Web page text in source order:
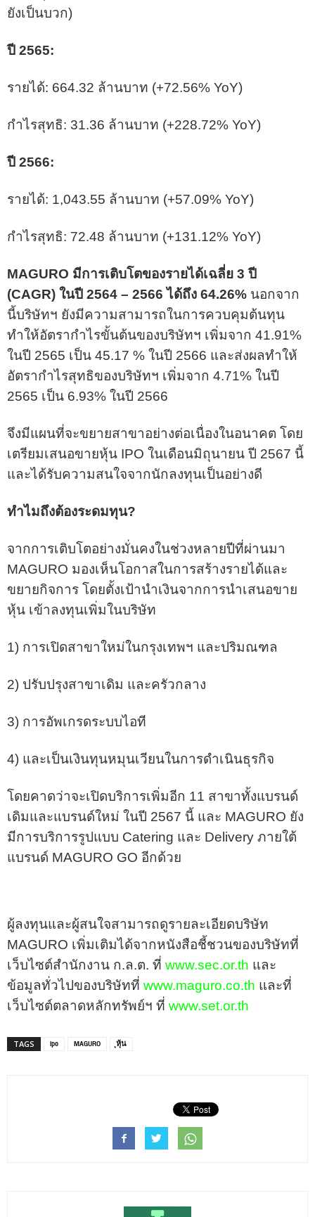
ยังเป็นบวก)
ปี 2565:
รายได้: 664.32 ล้านบาท (+72.56% YoY)
กำไรสุทธิ: 31.36 ล้านบาท (+228.72% YoY)
ปี 2566:
รายได้: 1,043.55 ล้านบาท (+57.09% YoY)
กำไรสุทธิ: 72.48 ล้านบาท (+131.12% YoY)
MAGURO มีการเติบโตของรายได้เฉลี่ย 3 ปี
(CAGR) ในปี 2564 – 2566 ได้ถึง 64.26% นอกจาก
นี้บริษัทฯ ยังมีความสามารถในการควบคุมต้นทุน
ทำให้อัตรากำไรขั้นต้นของบริษัทฯ เพิ่มจาก 41.91%
ในปี 2565 เป็น 45.17 % ในปี 2566 และส่งผลทำให้
อัตรากำไรสุทธิของบริษัทฯ เพิ่มจาก 4.71% ในปี
2565 เป็น 6.93% ในปี 2566
จึงมีแผนที่จะขยายสาขาอย่างต่อเนื่องในอนาคต โดย
เตรียมเสนอขายหุ้น IPO ในเดือนมิถุนายน ปี 2567 นี้
และได้รับความสนใจจากนักลงทุนเป็นอย่างดี
ทำไมถึงต้องระดมทุน?
จากการเติบโตอย่างมั่นคงในช่วงหลายปีที่ผ่านมา
MAGURO มองเห็นโอกาสในการสร้างรายได้และ
ขยายกิจการ โดยตั้งเป้านำเงินจากการนำเสนอขาย
หุ้น เข้าลงทุนเพิ่มในบริษัท
1) การเปิดสาขาใหม่ในกรุงเทพฯ และปริมณฑล
2) ปรับปรุงสาขาเดิม และครัวกลาง
3) การอัพเกรดระบบไอที
4) และเป็นเงินทุนหมุนเวียนในการดำเนินธุรกิจ
โดยคาดว่าจะเปิดบริการเพิ่มอีก 11 สาขาทั้งแบรนด์
เดิมและแบรนด์ใหม่ ในปี 2567 นี้ และ MAGURO ยัง
มีการบริการรูปแบบ Catering และ Delivery ภายใต้
แบรนด์ MAGURO GO อีกด้วย
ผู้ลงทุนและผู้สนใจสามารถดูรายละเอียดบริษัท
MAGURO เพิ่มเติมได้จากหนังสือชี้ชวนของบริษัทที่
เว็บไซต์สำนักงาน ก.ล.ต. ที่ www.sec.or.th และ
ข้อมูลทั่วไปของบริษัทที่ www.maguro.co.th และที่
เว็บไซต์ตลาดหลักทรัพย์ฯ ที่ www.set.or.th
TAGS ipo MAGURO ุหุ้น